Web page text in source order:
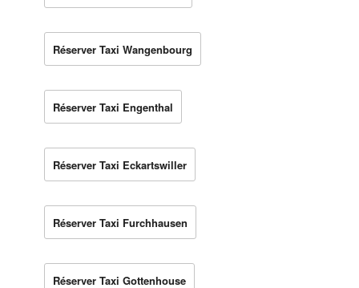
Réserver Taxi Wangenbourg
Réserver Taxi Engenthal
Réserver Taxi Eckartswiller
Réserver Taxi Furchhausen
Réserver Taxi Gottenhouse